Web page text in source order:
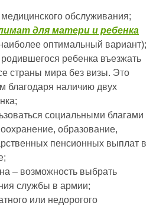
обслуживания;
для матери и ребенка
оптимальный вариант);
ребенка въезжать
страны мира без визы. Это
благодаря наличию двух
социальными благами
образование,
пенсионных выплат в
– возможность выбрать
службы в армии;
или недорогого